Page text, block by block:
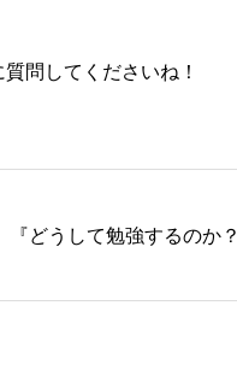
問してくださいね！
『どうして勉強するのか